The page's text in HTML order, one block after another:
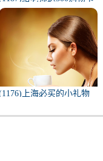
吗（给老师送500还是
1000）
上海必买的小礼物